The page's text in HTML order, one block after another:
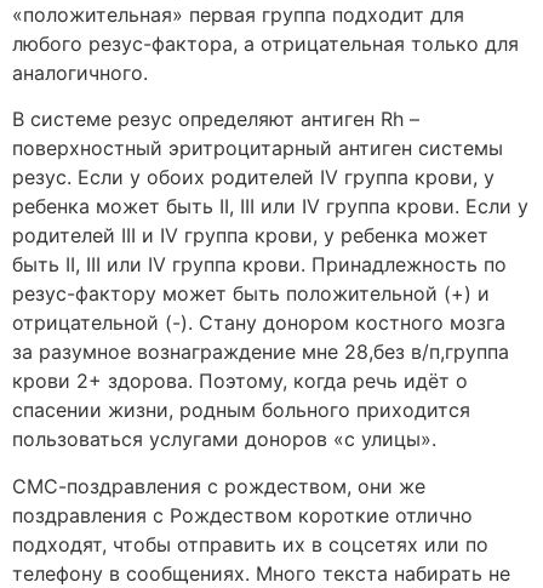
«положительная» первая группа подходит для
любого резус-фактора, а отрицательная только для
аналогичного.
В системе резус определяют антиген Rh –
поверхностный эритроцитарный антиген системы
резус. Если у обоих родителей IV группа крови, у
ребенка может быть ІІ, ІІІ или IV группа крови. Если у
родителей III и IV группа крови, у ребенка может
быть II, III или IV группа крови. Принадлежность по
резус-фактору может быть положительной (+) и
отрицательной (-). Стану донором костного мозга
за разумное вознаграждение мне 28,без в/п,группа
крови 2+ здорова. Поэтому, когда речь идёт о
спасении жизни, родным больного приходится
пользоваться услугами доноров «с улицы».
СМС-поздравления с рождеством, они же
поздравления с Рождеством короткие отлично
подходят, чтобы отправить их в соцсетях или по
телефону в сообщениях. Много текста набирать не